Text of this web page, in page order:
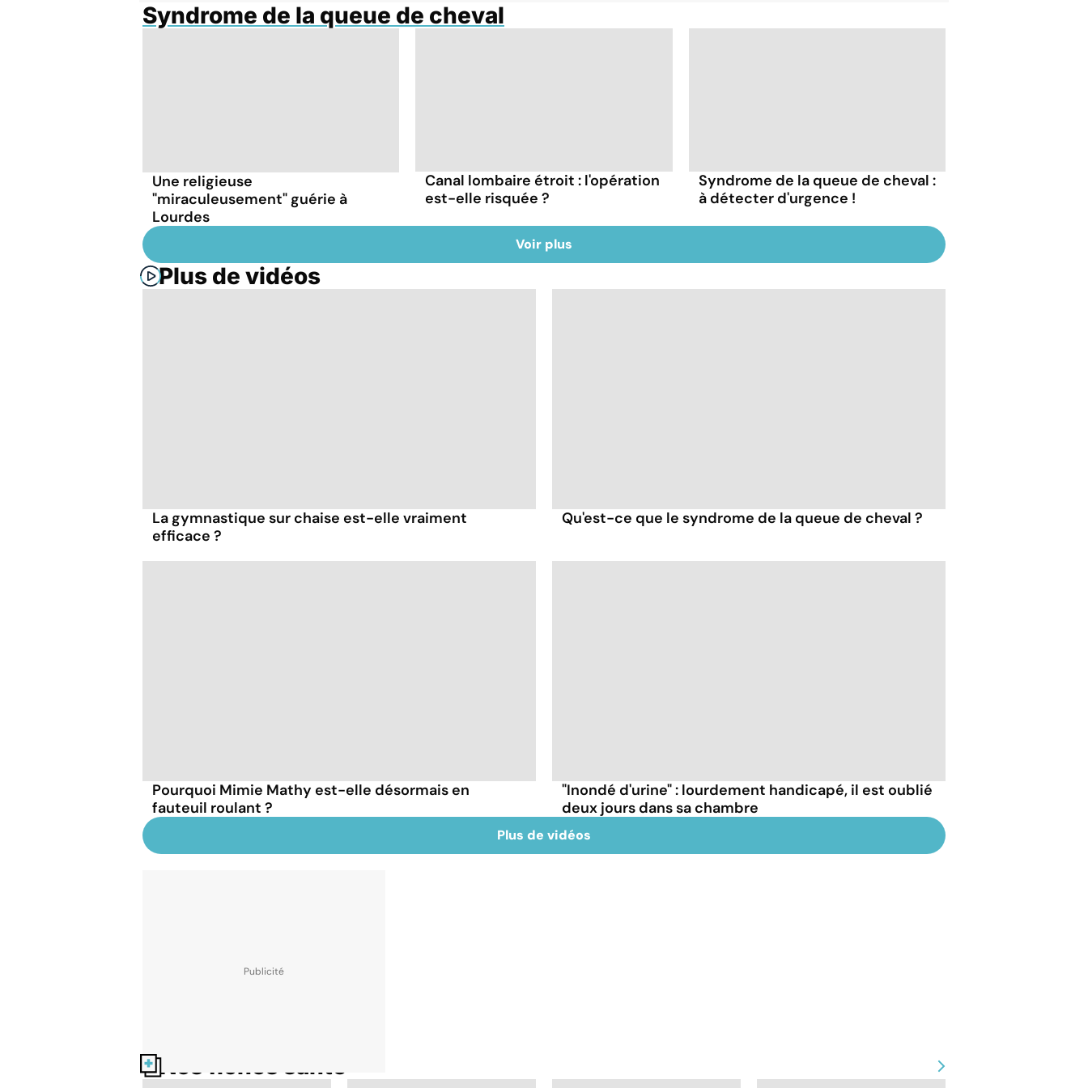
Syndrome de la queue de cheval
Une religieuse
"miraculeusement" guérie à
Lourdes
Canal lombaire étroit : l'opération
est-elle risquée ?
Syndrome de la queue de cheval :
à détecter d'urgence !
Voir plus
Plus de vidéos
La gymnastique sur chaise est-elle vraiment
efficace ?
Qu'est-ce que le syndrome de la queue de cheval ?
Pourquoi Mimie Mathy est-elle désormais en
fauteuil roulant ?
"Inondé d'urine" : lourdement handicapé, il est oublié
deux jours dans sa chambre
Plus de vidéos
Nos fiches santé